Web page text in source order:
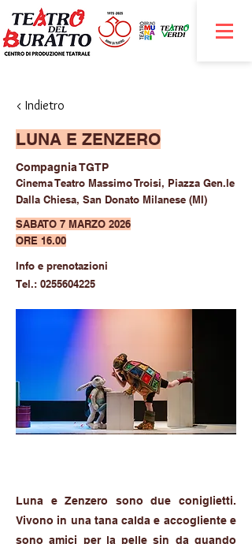
< Indietro
LUNA E ZENZERO
Compagnia TGTP
Cinema Teatro Massimo Troisi, Piazza Gen.le
Dalla Chiesa, San Donato Milanese (MI)
SABATO 7 MARZO 2026
ORE 16.00
Info e prenotazioni
Tel.: 0255604225
Luna e Zenzero sono due coniglietti.
Vivono in una tana calda e accogliente e
sono amici per la pelle sin da quando